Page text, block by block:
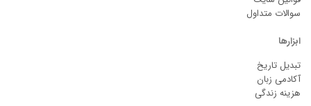
سوالات متداول
ابزارها
تبدیل تاریخ
آکادمی زبان
هزینه زندگی